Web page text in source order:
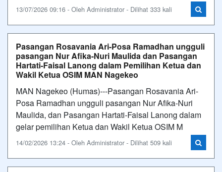
13/07/2026 09:16 - Oleh Administrator - Dilihat 333 kali
Pasangan Rosavania Ari-Posa Ramadhan ungguli
pasangan Nur Afika-Nuri Maulida dan Pasangan
Hartati-Faisal Lanong dalam Pemilihan Ketua dan
Wakil Ketua OSIM MAN Nagekeo
MAN Nagekeo (Humas)---Pasangan Rosavania Ari-
Posa Ramadhan ungguli pasangan Nur Afika-Nuri
Maulida, dan Pasangan Hartati-Faisal Lanong dalam
gelar pemilihan Ketua dan Wakil Ketua OSIM M
14/02/2026 13:24 - Oleh Administrator - Dilihat 509 kali